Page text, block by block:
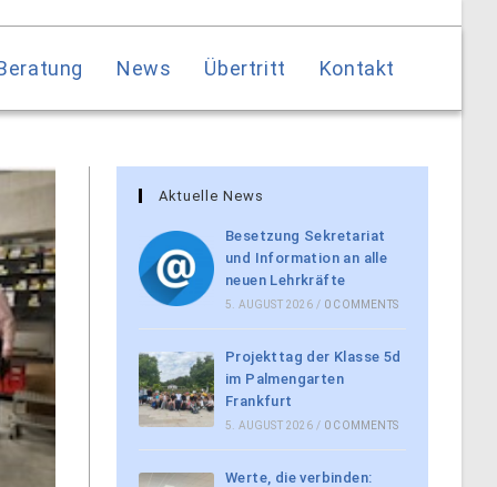
News Übertritt Kontakt
Aktuelle News
Besetzung Sekretariat
und Information an alle
neuen Lehrkräfte
5. AUGUST 2026 / 0 COMMENTS
Projekttag der Klasse 5d
im Palmengarten
Frankfurt
5. AUGUST 2026 / 0 COMMENTS
Werte, die verbinden: